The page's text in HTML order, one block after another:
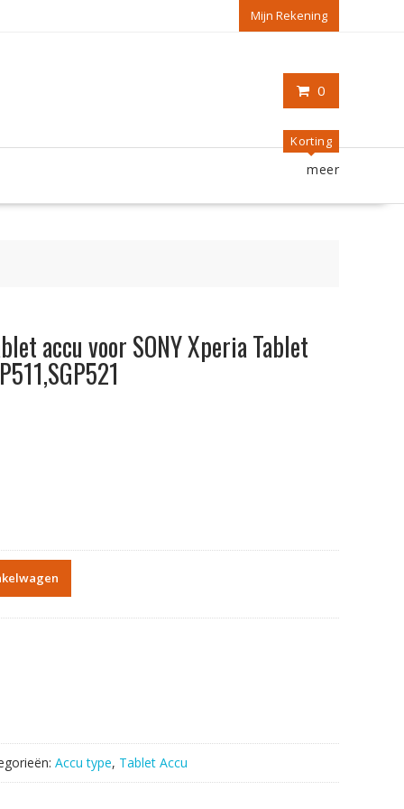
Mijn Rekening
0
Korting
meer
accu voor SONY Xperia Tablet
Accu type, Tablet Accu